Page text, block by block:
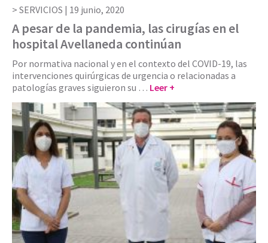
SERVICIOS | 19 junio, 2020
A pesar de la pandemia, las cirugías en el
hospital Avellaneda continúan
Por normativa nacional y en el contexto del COVID-19, las
intervenciones quirúrgicas de urgencia o relacionadas a
patologías graves siguieron su … Leer +